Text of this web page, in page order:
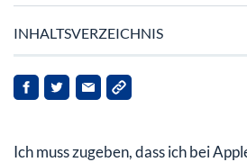
INHALTSVERZEICHNIS
Irland profitiert von Apples
Apple News als neue
Ich muss zugeben, dass ich bei